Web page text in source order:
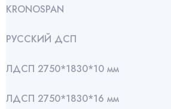
KRONOSPAN
РУССКИЙ ДСП
ЛДСП 2750*1830*10 мм
ЛДСП 2750*1830*16 мм